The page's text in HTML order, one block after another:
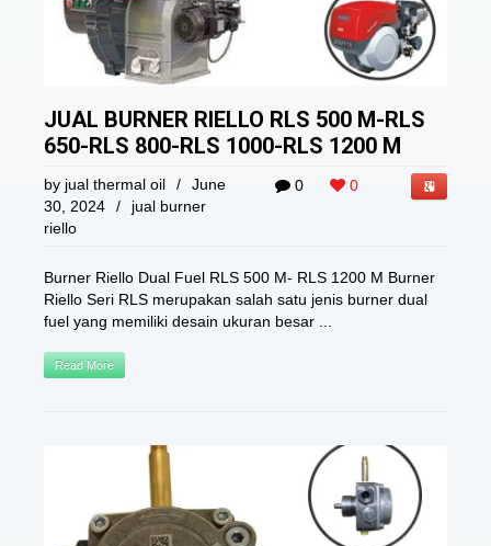
JUAL BURNER RIELLO RLS 500 M-RLS
650-RLS 800-RLS 1000-RLS 1200 M
0 0
by jual thermal oil /
June
30, 2024
/
jual burner
riello
Burner Riello Dual Fuel RLS 500 M- RLS 1200 M Burner
Riello Seri RLS merupakan salah satu jenis burner dual
fuel yang memiliki desain ukuran besar ...
Read More